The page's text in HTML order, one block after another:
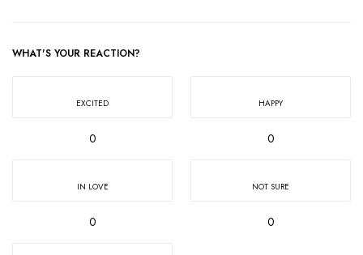
WHAT'S YOUR REACTION?
EXCITED
0
HAPPY
0
IN LOVE
0
NOT SURE
0